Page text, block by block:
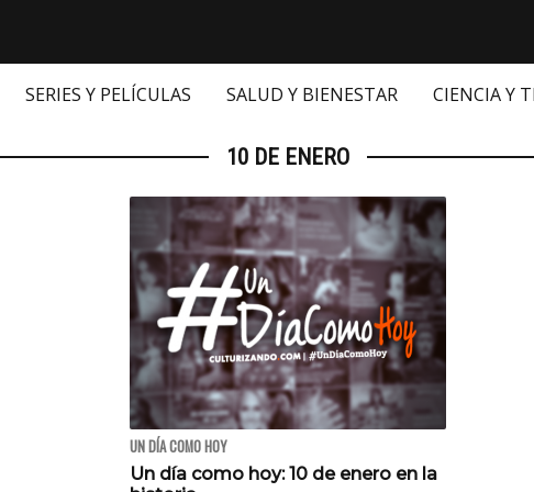
SERIES Y PELÍCULAS SALUD Y BIENESTAR CIENCIA Y
10 DE ENERO
UN DÍA COMO HOY
Un día como hoy: 10 de enero en la